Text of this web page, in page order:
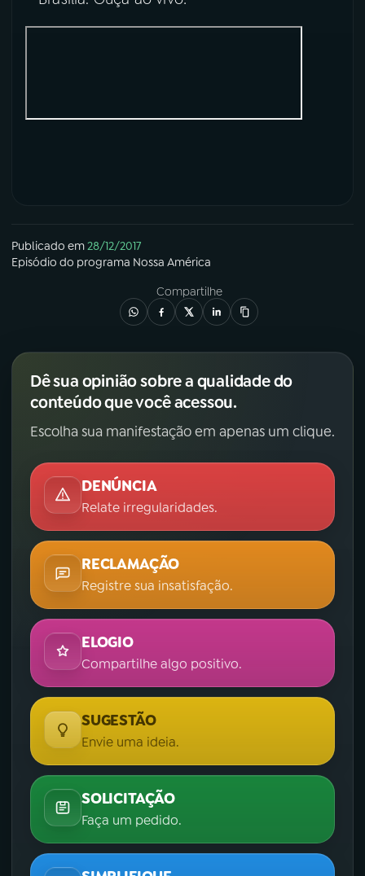
Publicado em28/12/2017
Episódio do programa Nossa América
Compartilhe
Dê sua opinião sobre a qualidade do
conteúdo que você acessou.
Escolha sua manifestação em apenas um clique.
DENÚNCIA
Relate irregularidades.
RECLAMAÇÃO
Registre sua insatisfação.
ELOGIO
Compartilhe algo positivo.
SUGESTÃO
Envie uma ideia.
SOLICITAÇÃO
Faça um pedido.